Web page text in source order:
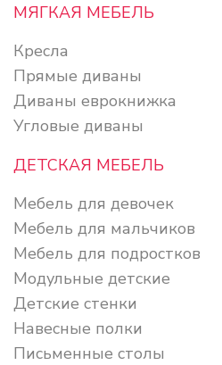
МЯГКАЯ МЕБЕЛЬ
Кресла
Прямые диваны
Диваны еврокнижка
Угловые диваны
ДЕТСКАЯ МЕБЕЛЬ
Мебель для девочек
Мебель для мальчиков
Мебель для подростков
Модульные детские
Детские стенки
Навесные полки
Письменные столы